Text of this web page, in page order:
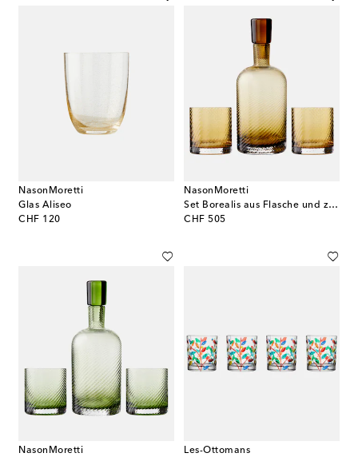
NasonMoretti
Glas Aliseo
CHF 120
original price
NasonMoretti
Set Borealis aus Flasche und zwei Tumbler-Gläsern
CHF 505
original price
NasonMoretti
Les-Ottomans